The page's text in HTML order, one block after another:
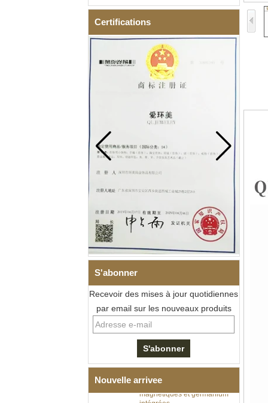
Certifications
S'abonner
Recevoir des mises à jour quotidiennes
par email sur les nouveaux produits
Nouvelle arrivee
Bracelet à maillons I en acier
inoxydable 304 en
céramique de zircone noire
pour hommes, fermoir
déployant à double poussée
316L, bracelet à maillons
magnétiques et germanium
intégrées